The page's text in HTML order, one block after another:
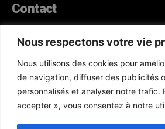
Nous respectons votre vie
Nous utilisons des cookies pour
de navigation, diffuser des publicités
personnalisés et analyser notre trafic.
accepter », vous consentez à notre
Contact
Téléphone :(+221) 70 330 86 87‬
WhatsApp : (+33) 6 52 17 85 46
E-mail : redaction@atlanticactu.com
E-mail :
Nous écrire Qui sommes-nous ?